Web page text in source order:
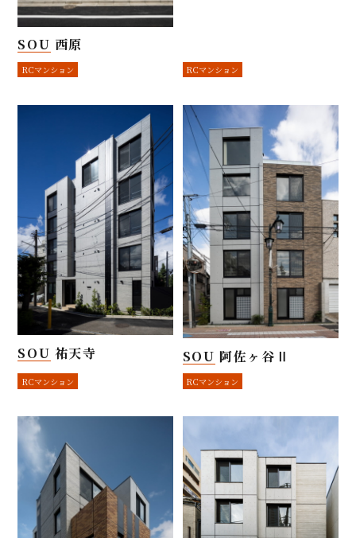
SOU 西原
RCマンション RCマンション
SOU 祐天寺
RCマンション
SOU 阿佐ヶ谷Ⅱ
RCマンション